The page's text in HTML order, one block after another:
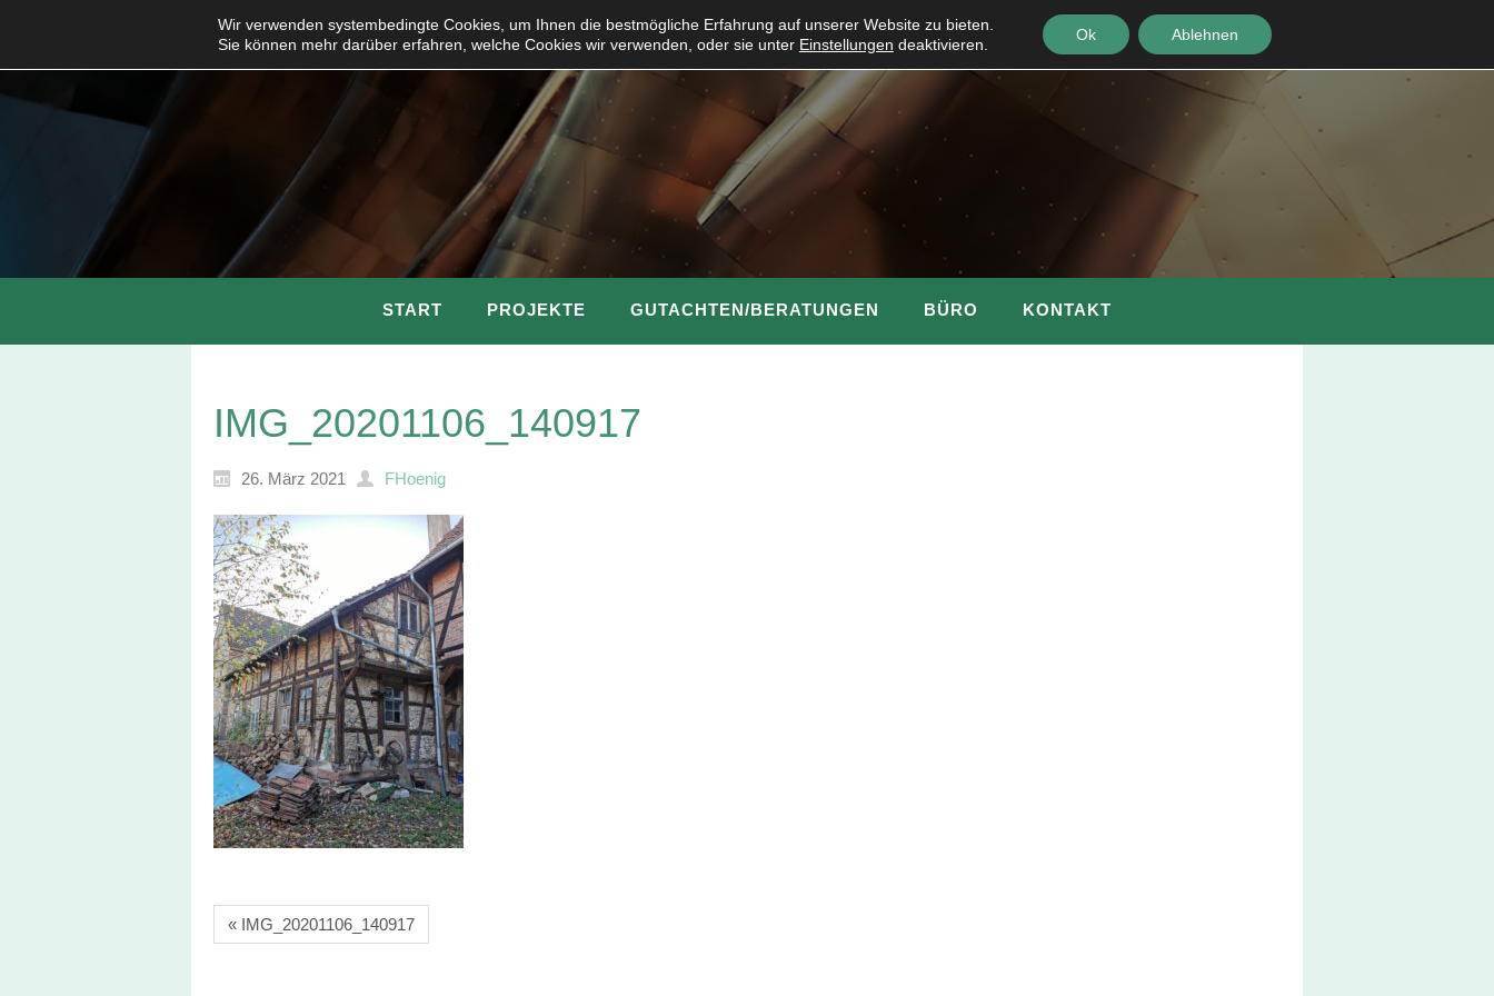
START PROJEKTE GUTACHTEN/BERATUNGEN BÜRO KONTAKT
IMG_20201106_140917
26. März 2021 FHoenig
« IMG_20201106_140917
Wir verwenden systembedingte Cookies, um Ihnen die bestmögliche Erfahrung auf unserer Website zu bieten.
Sie können mehr darüber erfahren, welche Cookies wir verwenden, oder sie unter Einstellungen deaktivieren.
Ok Ablehnen